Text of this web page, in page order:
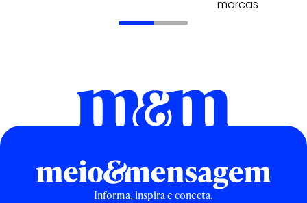
marcas
Informa, inspira e conecta.